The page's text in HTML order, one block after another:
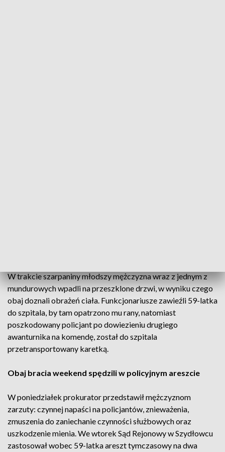
W trakcie szarpaniny młodszy mężczyzna wraz z jednym z
mundurowych wpadli na przeszklone drzwi, w wyniku czego
obaj doznali obrażeń ciała. Funkcjonariusze zawieźli 59-latka
do szpitala, by tam opatrzono mu rany, natomiast
poszkodowany policjant po dowiezieniu drugiego
awanturnika na komendę, został do szpitala
przetransportowany karetką.
Obaj bracia weekend spędzili w policyjnym areszcie
W poniedziałek prokurator przedstawił mężczyznom
zarzuty: czynnej napaści na policjantów, znieważenia,
zmuszenia do zaniechanie czynności służbowych oraz
uszkodzenie mienia. We wtorek Sąd Rejonowy w Szydłowcu
zastosował wobec 59-latka areszt tymczasowy na dwa